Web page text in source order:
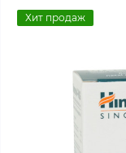
Хит продаж